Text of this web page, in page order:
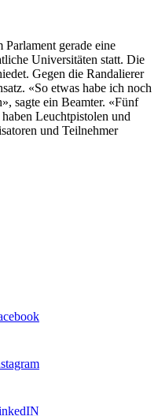
gerade eine
Universitäten statt. Die
Gegen die Randalierer
«So etwas habe ich noch
sagte ein Beamter. «Fünf
Leuchtpistolen und
und Teilnehmer